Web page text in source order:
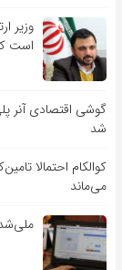
وزیر
است
شد
می‌ماند